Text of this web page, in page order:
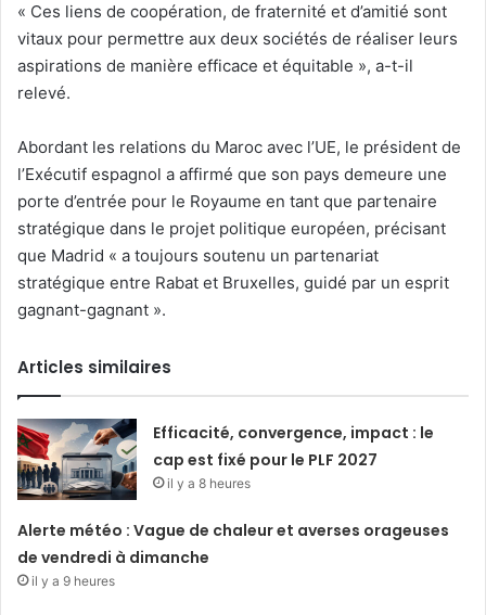
« Ces liens de coopération, de fraternité et d’amitié sont
vitaux pour permettre aux deux sociétés de réaliser leurs
aspirations de manière efficace et équitable », a-t-il
relevé.
Abordant les relations du Maroc avec l’UE, le président de
l’Exécutif espagnol a affirmé que son pays demeure une
porte d’entrée pour le Royaume en tant que partenaire
stratégique dans le projet politique européen, précisant
que Madrid « a toujours soutenu un partenariat
stratégique entre Rabat et Bruxelles, guidé par un esprit
gagnant-gagnant ».
Articles similaires
Efficacité, convergence, impact : le
cap est fixé pour le PLF 2027
il y a 8 heures
Alerte météo : Vague de chaleur et averses orageuses
de vendredi à dimanche
il y a 9 heures